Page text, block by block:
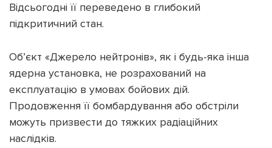
Відсьогодні її переведено в глибокий
підкритичний стан.
Об’єкт «Джерело нейтронів», як і будь-яка інша
ядерна установка, не розрахований на
експлуатацію в умовах бойових дій.
Продовження її бомбардування або обстріли
можуть призвести до тяжких радіаційних
наслідків.